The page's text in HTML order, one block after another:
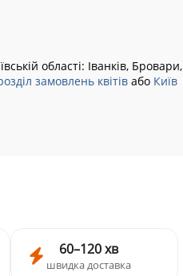
області: Іванків, Бровари,
замовлень квітівабо Київ
60–120 хв
швидка доставка